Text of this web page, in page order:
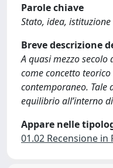
Parole chiave
Stato, idea, istituzione
Breve descrizione
A quasi mezzo
come concetto
contemporaneo. Tale
equilibrio all’interno
Appare nelle
01.02 Recensione in